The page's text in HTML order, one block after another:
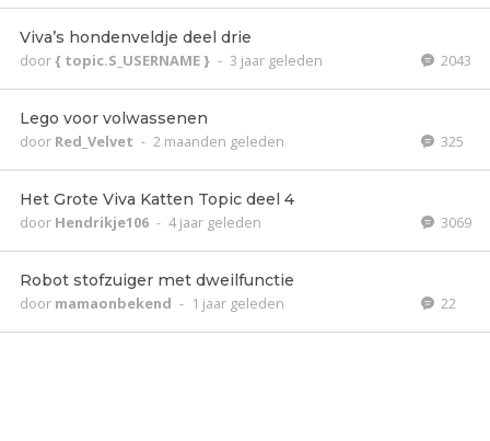
Viva’s hondenveldje deel drie
door{ topic.S_USERNAME } - 3 jaar geleden 2043
Lego voor volwassenen
door Red_Velvet - 2 maanden geleden 325
Het Grote Viva Katten Topic deel 4
door Hendrikje106 - 4 jaar geleden 3069
Robot stofzuiger met dweilfunctie
door mamaonbekend - 1 jaar geleden 22